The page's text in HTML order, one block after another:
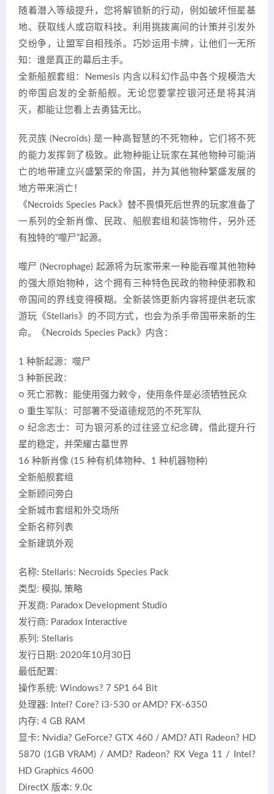
随着潜入等级提升，您将解锁新的行动，例如破坏恒星基
地、获取线人或窃取科技。利用挑拨离间的计策并引发外
交纷争，让盟军自相残杀。巧妙运用卡牌，让他们一无所
知：谁是真正的幕后主手。
全新船舰套组：Nemesis 内含以科幻作品中各个规模浩大
的帝国启发的全新船舰。无论您要掌控银河还是将其消
灭，都能让您看上去勇猛无比。
死灵族 (Necroids) 是一种高智慧的不死物种，它们将不死
的能力发挥到了极致。此物种能让玩家在其他物种可能消
亡的地带建立兴盛繁荣的帝国，并为其他物种繁盛发展的
地方带来消亡！
《Necroids Species Pack》替不畏惧死后世界的玩家准备了
一系列的全新肖像、民政、船舰套组和装饰物件，另外还
有独特的“噬尸”起源。
噬尸 (Necrophage) 起源将为玩家带来一种能吞噬其他物种
的强大原始物种，这个拥有三种特色民政的物种使邪教和
帝国间的界线变得模糊。全新装饰更新内容将提供老玩家
游玩《Stellaris》的不同方式，也会为杀手帝国带来新的生
命。《Necroids Species Pack》内含：
1 种新起源：噬尸
3 种新民政：
○ 死亡邪教：能使用强力敕令，使用条件是必须牺牲民众
○ 重生军队：可部署不受道德规范的不死军队
○ 纪念志士：可为银河系的过往竖立纪念碑，借此提升行
星的稳定，并荣耀古墓世界
16 种新肖像 (15 种有机体物种、1 种机器物种)
全新船舰套组
全新顾问旁白
全新城市套组和外交场所
全新名称列表
全新建筑外观
名称: Stellaris: Necroids Species Pack
类型: 模拟, 策略
开发商: Paradox Development Studio
发行商: Paradox Interactive
系列: Stellaris
发行日期: 2020年10月30日
最低配置:
操作系统: Windows? 7 SP1 64 Bit
处理器: Intel? Core? i3-530 or AMD? FX-6350
内存: 4 GB RAM
显卡: Nvidia? GeForce? GTX 460 / AMD? ATI Radeon? HD
5870 (1GB VRAM) / AMD? Radeon? RX Vega 11 / Intel?
HD Graphics 4600
DirectX 版本: 9.0c